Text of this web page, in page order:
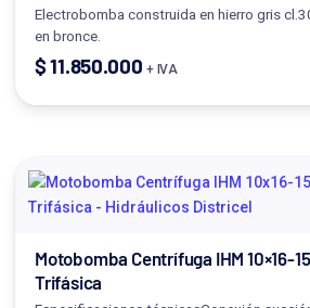
Electrobomba construida en hierro gris
en bronce.
$11.850.000 + IVA
Motobomba Centrífuga IHM 10×16-
Trifásica